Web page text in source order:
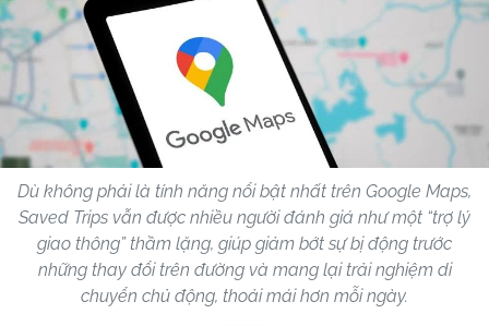
Dù không phải là tính năng nổi bật nhất trên Google Maps,
Saved Trips vẫn được nhiều người đánh giá như một “trợ lý
giao thông” thầm lặng, giúp giảm bớt sự bị động trước
những thay đổi trên đường và mang lại trải nghiệm di
chuyển chủ động, thoải mái hơn mỗi ngày.